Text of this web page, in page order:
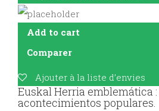
Add to cart
Comparer
Ajouter à la liste d’envies
Euskal Herria emblemática :
acontecimientos populares.